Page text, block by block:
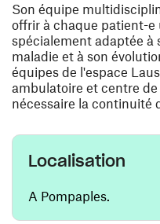
Son équipe
offrir à chaque patient-e
spécialement adaptée à
maladie et à son
équipes de l'espace
ambulatoire et centre
nécessaire la continuité
Localisation
A Pompaples.